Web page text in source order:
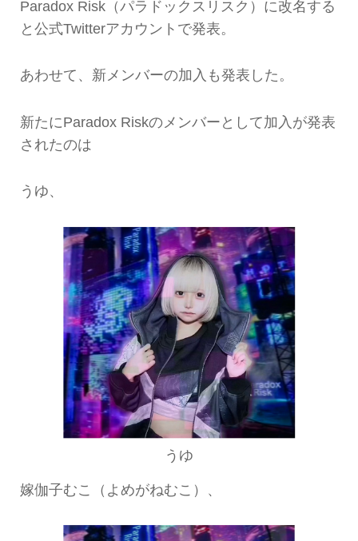
Paradox Risk（パラドックスリスク）に改名する
と公式Twitterアカウントで発表。
あわせて、新メンバーの加入も発表した。
新たにParadox Riskのメンバーとして加入が発表
されたのは
うゆ、
うゆ
嫁伽子むこ（よめがねむこ）、